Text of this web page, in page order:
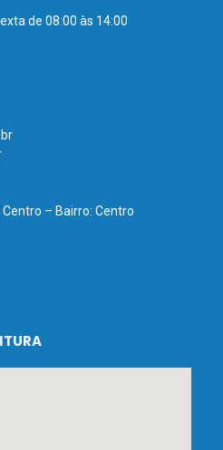
de 08:00 às 14:00
Centro – Bairro: Centro